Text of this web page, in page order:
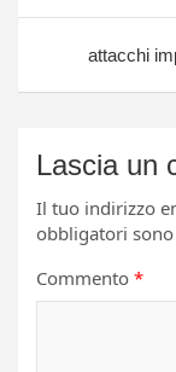
attacchi
Lascia un
Il tuo indirizzo
obbligatori
Commento *